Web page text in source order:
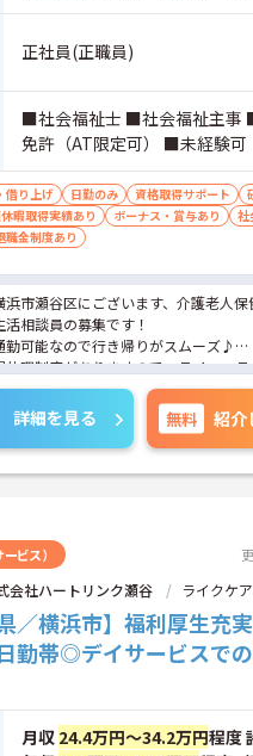
正社員(正職員)
■社会福祉士 ■社会福祉主事
免許（AT限定可） ■未経験可
借り上げ 日勤のみ 資格取得サポート
暇取得実績あり
ボーナス・賞与あり
社
職金制度あり
浜市瀬谷区にございます、介護老人保
相談員の募集です！
勤可能なので行き帰りがスムーズ♪
休暇制度がありますので、ライフステ
長くお仕事を続けていくことができま
る方は、マイナビ介護職までお問い合
。
詳細を見る 無料 紹介
ビス）
会社ハートリンク瀬谷 ライクケ
県／横浜市】福利厚生充
勤帯◎デイサービスで
月収 24.4万円～34.2万円程度